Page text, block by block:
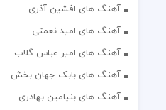
آهنگ های افشین آذری
آهنگ های امید نعمتی
آهنگ های امیر عباس گلاب
آهنگ های بابک جهان بخش
آهنگ های بنیامین بهادری